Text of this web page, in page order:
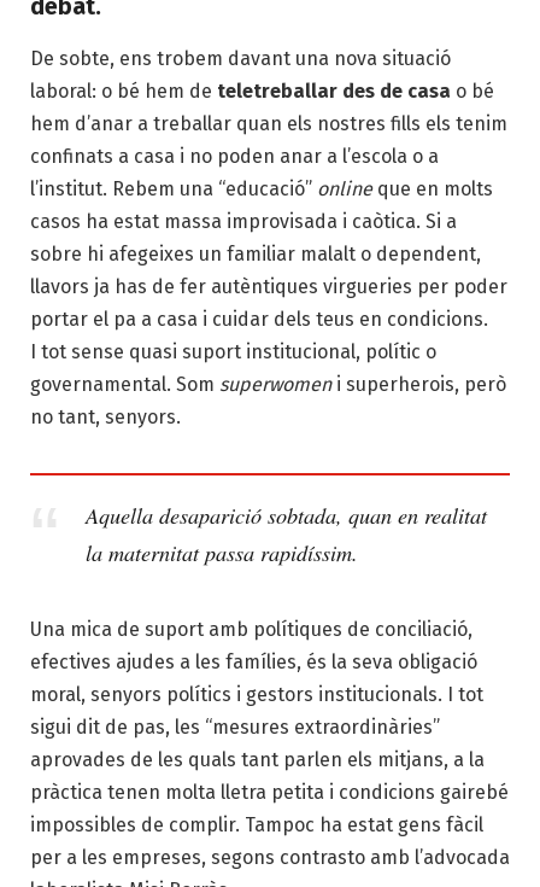
debat.
De sobte, ens trobem davant una nova situació
laboral: o bé hem de teletreballar des de casa o bé
hem d’anar a treballar quan els nostres fills els tenim
confinats a casa i no poden anar a l’escola o a
l’institut. Rebem una “educació” onlineque en molts
casos ha estat massa improvisada i caòtica. Si a
sobre hi afegeixes un familiar malalt o dependent,
llavors ja has de fer autèntiques virgueries per poder
portar el pa a casa i cuidar dels teus en condicions.
I tot sense quasi suport institucional, polític o
governamental. Som superwomeni superherois, però
no tant, senyors.
Aquella desaparició sobtada, quan en realitat
la maternitat passa rapidíssim.
Una mica de suport amb polítiques de conciliació,
efectives ajudes a les famílies, és la seva obligació
moral, senyors polítics i gestors institucionals. I tot
sigui dit de pas, les “mesures extraordinàries”
aprovades de les quals tant parlen els mitjans, a la
pràctica tenen molta lletra petita i condicions gairebé
impossibles de complir. Tampoc ha estat gens fàcil
per a les empreses, segons contrasto amb l’advocada